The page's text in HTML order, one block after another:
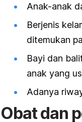
Anak-anak
Berjenis
ditemukan
Bayi dan
anak yang
Adanya
Obat dan